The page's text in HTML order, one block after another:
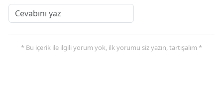
* Bu içerik ile ilgili yorum yok, ilk yorumu siz yazın, tartışalım *